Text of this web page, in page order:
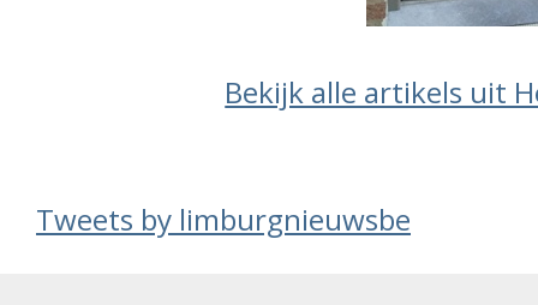
Bekijk alle artikels uit
Tweets by limburgnieuwsbe